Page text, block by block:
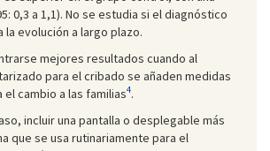
0,3 a 1,1). No se estudia si el diagnóstico
evolución a largo plazo.
mejores resultados cuando al
para el cribado se añaden medidas
cambio a las familias4.
incluir una pantalla o desplegable más
que se usa rutinariamente para el